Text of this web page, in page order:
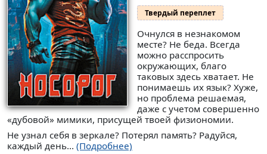
Твердый переплет
Очнулся в незнакомом
месте? Не беда. Всегда
можно расспросить
окружающих, благо
таковых здесь хватает. Не
понимаешь их язык? Хуже,
но проблема решаемая,
даже с учетом совершенно
«дубовой» мимики, присущей твоей физиономии.
Не узнал себя в зеркале? Потерял память? Радуйся,
каждый день... (Подробнее)